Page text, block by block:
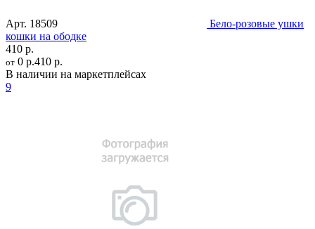
Арт. 18509
Бело-розовые ушки
кошки на ободке
410 р.
от 0 р.410 р.
В наличии на маркетплейсах
9